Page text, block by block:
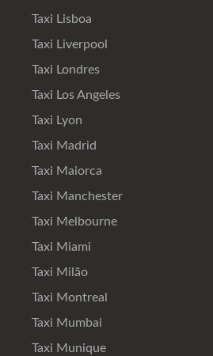
Taxi Lisboa
Taxi Liverpool
Taxi Londres
Taxi Los Angeles
Taxi Lyon
Taxi Madrid
Taxi Maiorca
Taxi Manchester
Taxi Melbourne
Taxi Miami
Taxi Milão
Taxi Montreal
Taxi Mumbai
Taxi Munique